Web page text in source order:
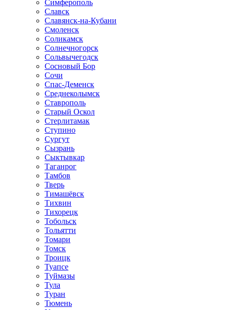
Симферополь
Славск
Славянск-на-Кубани
Смоленск
Соликамск
Солнечногорск
Сольвычегодск
Сосновый Бор
Сочи
Спас-Деменск
Среднеколымск
Ставрополь
Старый Оскол
Стерлитамак
Ступино
Сургут
Сызрань
Сыктывкар
Таганрог
Тамбов
Тверь
Тимашёвск
Тихвин
Тихорецк
Тобольск
Тольятти
Томари
Томск
Троицк
Туапсе
Туймазы
Тула
Туран
Тюмень